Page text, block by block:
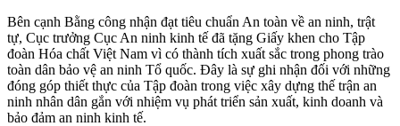
Bên cạnh Bằng công nhận đạt tiêu chuẩn An toàn về an ninh, trật
tự, Cục trưởng Cục An ninh kinh tế đã tặng Giấy khen cho Tập
đoàn Hóa chất Việt Nam vì có thành tích xuất sắc trong phong trào
toàn dân bảo vệ an ninh Tổ quốc. Đây là sự ghi nhận đối với những
đóng góp thiết thực của Tập đoàn trong việc xây dựng thế trận an
ninh nhân dân gắn với nhiệm vụ phát triển sản xuất, kinh doanh và
bảo đảm an ninh kinh tế.